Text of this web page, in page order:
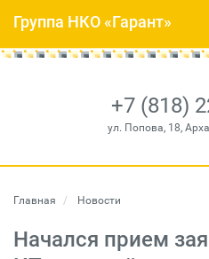
+7 (818)
ул. Попова, 18,
Группа НКО «Гарант»
Главная Новости
Начался прием